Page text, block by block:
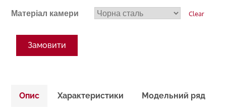
Матеріал камери Clear
Замовити
Опис Характеристики Модельний ряд